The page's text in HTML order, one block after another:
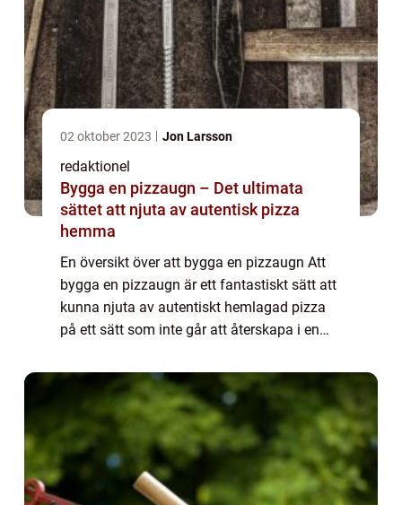
02 oktober 2023 Jon Larsson
redaktionel
Bygga en pizzaugn – Det ultimata
sättet att njuta av autentisk pizza
hemma
En översikt över att bygga en pizzaugn Att
bygga en pizzaugn är ett fantastiskt sätt att
kunna njuta av autentiskt hemlagad pizza
på ett sätt som inte går att återskapa i en
kontroll över temperaturen och ger p...